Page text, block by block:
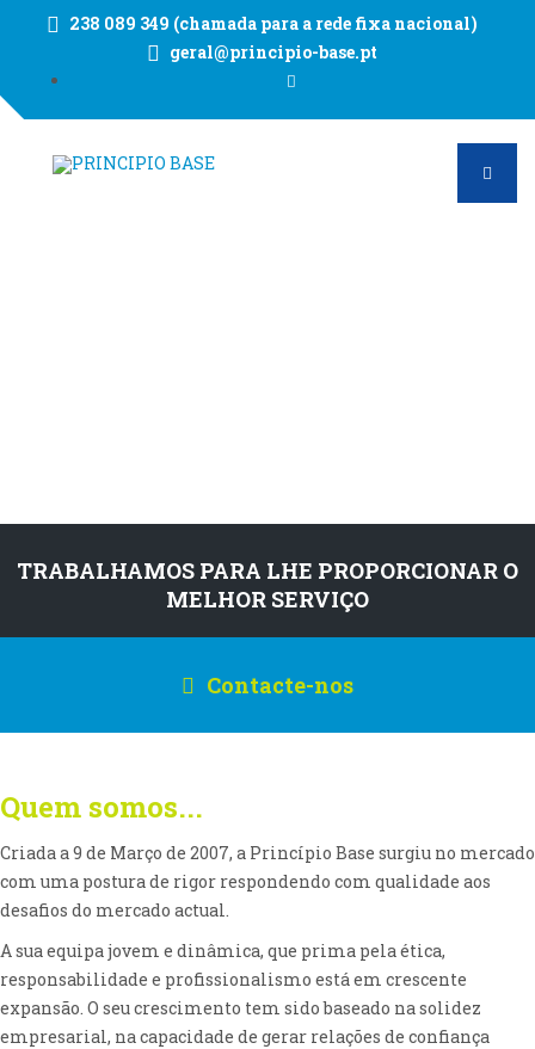
238 089 349 (chamada para a rede fixa nacional)
geral@principio-base.pt
TRABALHAMOS PARA LHE PROPORCIONAR O
MELHOR SERVIÇO
Contacte-nos
Quem somos...
Criada a 9 de Março de 2007, a Princípio Base surgiu no mercado
com uma postura de rigor respondendo com qualidade aos
desafios do mercado actual.
A sua equipa jovem e dinâmica, que prima pela ética,
responsabilidade e profissionalismo está em crescente
expansão. O seu crescimento tem sido baseado na solidez
empresarial, na capacidade de gerar relações de confiança